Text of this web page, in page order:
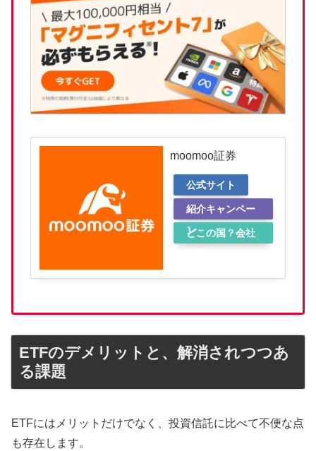
moomoo証券
公式サイト
紹介キャンペー
ン
どこの国？会社
ETFのデメリットと、解消されつつあ
る課題
ETFにはメリットだけでなく、投資信託に比べて不便な点
も存在します。